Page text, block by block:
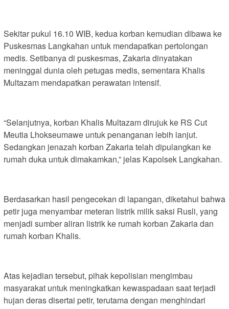
Sekitar pukul 16.10 WIB, kedua korban kemudian dibawa ke
Puskesmas Langkahan untuk mendapatkan pertolongan
medis. Setibanya di puskesmas, Zakaria dinyatakan
meninggal dunia oleh petugas medis, sementara Khalis
Multazam mendapatkan perawatan intensif.
“Selanjutnya, korban Khalis Multazam dirujuk ke RS Cut
Meutia Lhokseumawe untuk penanganan lebih lanjut.
Sedangkan jenazah korban Zakaria telah dipulangkan ke
rumah duka untuk dimakamkan,” jelas Kapolsek Langkahan.
Berdasarkan hasil pengecekan di lapangan, diketahui bahwa
petir juga menyambar meteran listrik milik saksi Rusli, yang
menjadi sumber aliran listrik ke rumah korban Zakaria dan
rumah korban Khalis.
Atas kejadian tersebut, pihak kepolisian mengimbau
masyarakat untuk meningkatkan kewaspadaan saat terjadi
hujan deras disertai petir, terutama dengan menghindari